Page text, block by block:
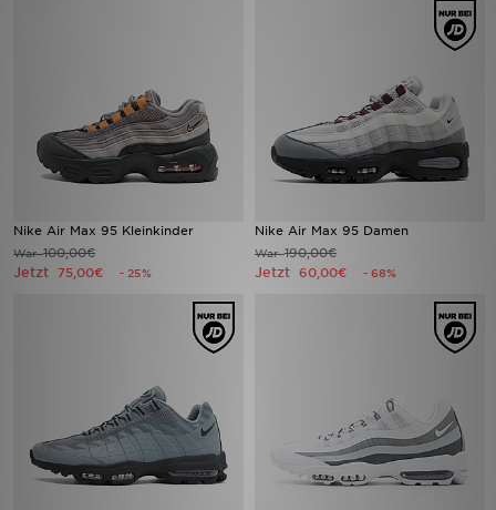
Nike Air Max 95 Kleinkinder
War100,00€
Jetzt 75,00€ - 25%
Nike Air Max 95 Damen
War190,00€
Jetzt 60,00€ - 68%
Hilfe & Kontakt
Trending Styles